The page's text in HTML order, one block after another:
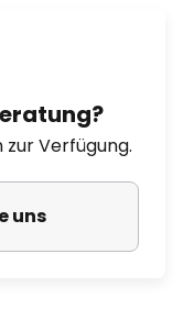
Verfügung.
uns